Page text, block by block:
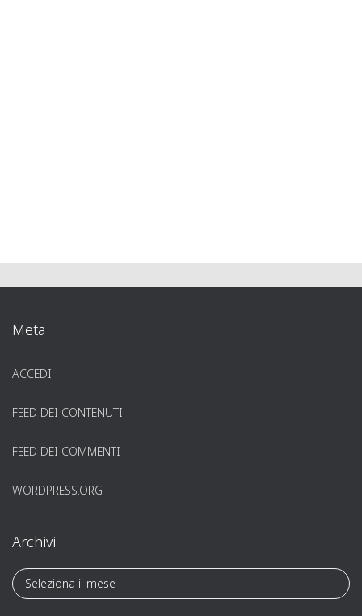
Meta
ACCEDI
FEED DEI CONTENUTI
FEED DEI COMMENTI
WORDPRESS.ORG
Archivi
A
r